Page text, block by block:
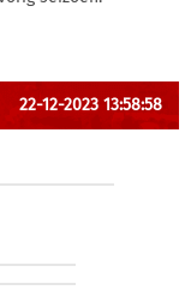
22-12-2023 13:58:58